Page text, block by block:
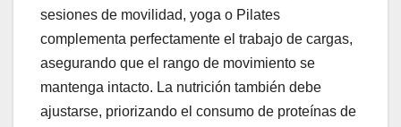
sesiones de movilidad, yoga o Pilates
complementa perfectamente el trabajo de cargas,
asegurando que el rango de movimiento se
mantenga intacto. La nutrición también debe
ajustarse, priorizando el consumo de proteínas de